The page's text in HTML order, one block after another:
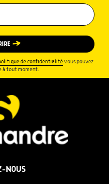
de confidentialité.Vous pouvez
à tout moment.
NOUS